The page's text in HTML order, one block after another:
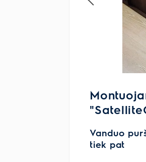
Vanduo
tiek pat